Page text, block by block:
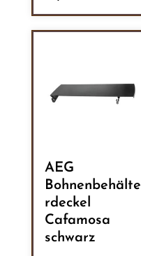
AEG
Bohnenbehälte
rdeckel
Cafamosa
schwarz